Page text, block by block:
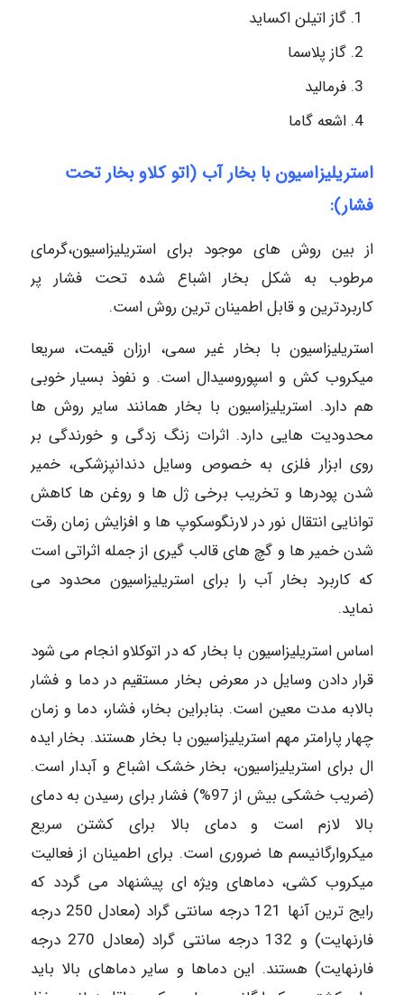
گاز اتیلن اکساید
گاز پلاسما
فرمالید
اشعه گاما
استریلیزاسیون با بخار آب (اتو کلاو بخار تحت
فشار):
از بین روش های موجود برای استریلیزاسیون،گرمای
مرطوب به شکل بخار اشباع شده تحت فشار پر
کاربردترین و قابل اطمینان ترین روش است.
استریلیزاسیون با بخار غیر سمی، ارزان قیمت، سریعا
میکروب کش و اسپوروسیدال است. و نفوذ بسیار خوبی
هم دارد. استریلیزاسیون با بخار همانند سایر روش ها
محدودیت هایی دارد. اثرات زنگ زدگی و خورندگی بر
روی ابزار فلزی به خصوص وسایل دندانپزشکی، خمیر
شدن پودرها و تخریب برخی ژل ها و روغن ها کاهش
توانایی انتقال نور در لارنگوسکوپ ها و افزایش زمان رقت
شدن خمیر ها و گچ های قالب گیری از جمله اثراتی است
که کاربرد بخار آب را برای استریلیزاسیون محدود می
نماید.
اساس استریلیزاسیون با بخار که در اتوکلاو انجام می شود
قرار دادن وسایل در معرض بخار مستقیم در دما و فشار
بالابه مدت معین است. بنابراین بخار، فشار، دما و زمان
چهار پارامتر مهم استریلیزاسیون با بخار هستند. بخار ایده
ال برای استریلیزاسیون، بخار خشک اشباع و آبدار است.
(ضریب خشکی بیش از 97%) فشار برای رسیدن به دمای
بالا لازم است و دمای بالا برای کشتن سریع
میکروارگانیسم ها ضروری است. برای اطمینان از فعالیت
میکروب کشی، دماهای ویژه ای پیشنهاد می گردد که
رایج ترین آنها 121 درجه سانتی گراد (معادل 250 درجه
فارنهایت) و 132 درجه سانتی گراد (معادل 270 درجه
فارنهایت) هستند. این دماها و سایر دماهای بالا باید